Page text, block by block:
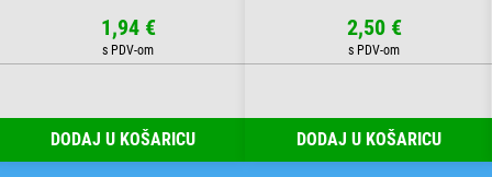
1,94 €
DODAJ U KOŠARICU
2,50 €
DODAJ U KOŠARICU